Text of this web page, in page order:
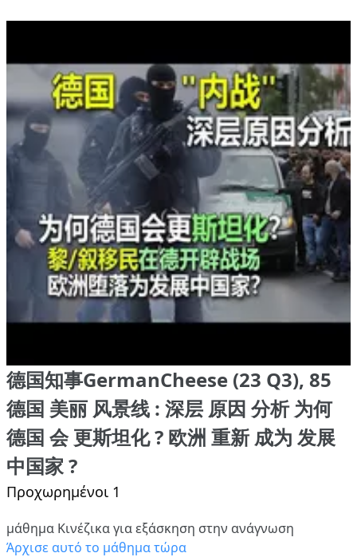
德国知事GermanCheese (23 Q3), 85
德国 美丽 风景线 : 深层 原因 分析 为何
德国 会 更斯坦化 ? 欧洲 重新 成为 发展
中国家 ?
Προχωρημένοι 1
μάθημα Κινέζικα για εξάσκηση στην ανάγνωση
Άρχισε αυτό το μάθημα τώρα